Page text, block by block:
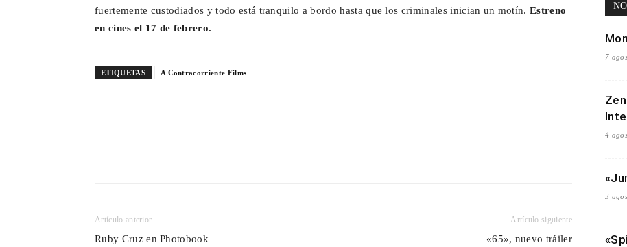
fuertemente custodiados y todo está tranquilo a bordo hasta que los criminales inician un motín.Estreno
en cines el 17 de febrero.
ETIQUETAS A Contracorriente Films
Artículo anterior
Ruby Cruz en Photobook
Artículo siguiente
«65», nuevo tráiler
7
4
3